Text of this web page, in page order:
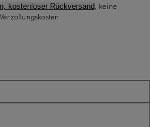
kostenloser Rückversand, keine